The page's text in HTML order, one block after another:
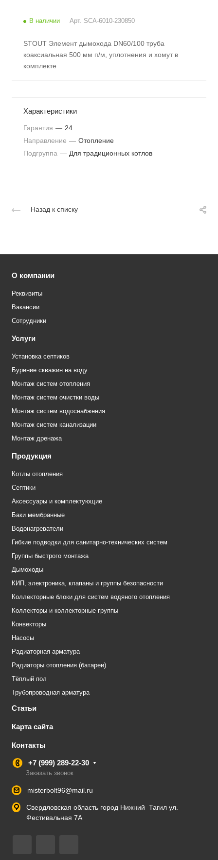
В наличии Арт. SCA-6010-230850
STOUT Элемент дымохода DN60/100 труба
коаксиальная 500 мм п/м, уплотнения и хомут в
комплекте
Характеристики
Гарантия — 24
Направление — Отопление
Подгруппа — Для традиционных котлов
Назад к списку
О компании
Реквизиты
Вакансии
Сотрудники
Услуги
Установка септиков
Бурение скважин на воду
Монтаж систем отопления
Монтаж систем очистки воды
Монтаж систем водоснабжения
Монтаж систем канализации
Монтаж дренажа
Продукция
Котлы отопления
Септики
Аксессуары и комплектующие
Баки мембранные
Водонагреватели
Гибкие подводки для санитарно-технических систем
Группы быстрого монтажа
Дымоходы
КИП, электроника, клапаны и группы безопасности
Коллекторные блоки для систем водяного отопления
Коллекторы и коллекторные группы
Конвекторы
Насосы
Радиаторная арматура
Радиаторы отопления (батареи)
Тёплый пол
Трубопроводная арматура
Статьи
Карта сайта
Контакты
+7 (999) 289-22-30
Заказать звонок
misterbolt96@mail.ru
Свердловская область город Нижний Тагил ул.
Фестивальная 7А